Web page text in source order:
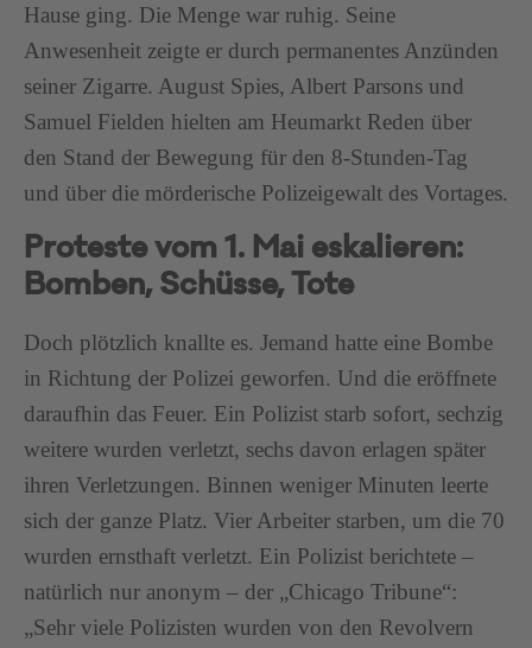
Hause ging. Die Menge war ruhig. Seine
Anwesenheit zeigte er durch permanentes Anzünden
seiner Zigarre. August Spies, Albert Parsons und
Samuel Fielden hielten am Heumarkt Reden über
den Stand der Bewegung für den 8-Stunden-Tag
und über die mörderische Polizeigewalt des Vortages.
Proteste vom 1. Mai eskalieren:
Bomben, Schüsse, Tote
Doch plötzlich knallte es. Jemand hatte eine Bombe
in Richtung der Polizei geworfen. Und die eröffnete
daraufhin das Feuer. Ein Polizist starb sofort, sechzig
weitere wurden verletzt, sechs davon erlagen später
ihren Verletzungen. Binnen weniger Minuten leerte
sich der ganze Platz. Vier Arbeiter starben, um die 70
wurden ernsthaft verletzt. Ein Polizist berichtete –
natürlich nur anonym – der „Chicago Tribune“:
„Sehr viele Polizisten wurden von den Revolvern